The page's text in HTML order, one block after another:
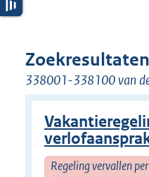
Zoekresultaten
338001-338100 van
Regeling vervallen